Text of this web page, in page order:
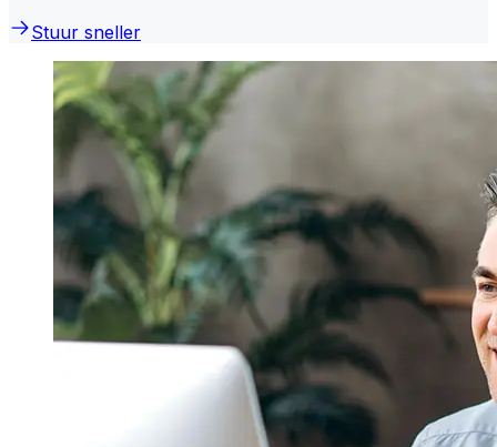
Stuur sneller